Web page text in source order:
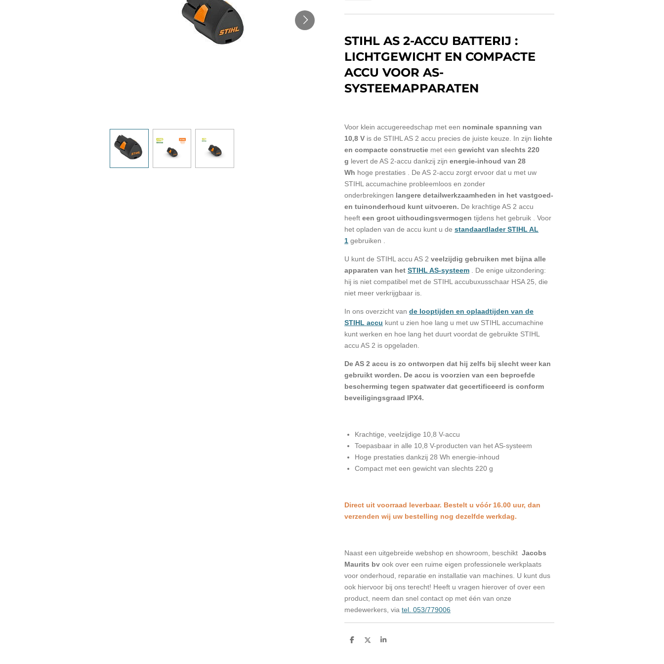
STIHL AS 2-ACCU BATTERIJ :
LICHTGEWICHT EN COMPACTE
ACCU VOOR AS-
SYSTEEMAPPARATEN
Voor klein accugereedschap met een nominale spanning van
10,8 V is de STIHL AS 2 accu precies de juiste keuze. In zijn lichte
en compacte constructie met een gewicht van slechts 220
g levert de AS 2-accu dankzij zijn energie-inhoud van 28
Wh hoge prestaties . De AS 2-accu zorgt ervoor dat u met uw
STIHL accumachine probleemloos en zonder
onderbrekingen langere detailwerkzaamheden in het vastgoed-
en tuinonderhoud kunt uitvoeren. De krachtige AS 2 accu
heeft een groot uithoudingsvermogen tijdens het gebruik . Voor
het opladen van de accu kunt u de standaardlader STIHL AL
1 gebruiken .
U kunt de STIHL accu AS 2 veelzijdig gebruiken met bijna alle
apparaten van het STIHL AS-systeem . De enige uitzondering:
hij is niet compatibel met de STIHL accubuxusschaar HSA 25, die
niet meer verkrijgbaar is.
In ons overzicht van de looptijden en oplaadtijden van de
STIHL accu kunt u zien hoe lang u met uw STIHL accumachine
kunt werken en hoe lang het duurt voordat de gebruikte STIHL
accu AS 2 is opgeladen.
De AS 2 accu is zo ontworpen dat hij zelfs bij slecht weer kan
gebruikt worden. De accu is voorzien van een beproefde
bescherming tegen spatwater dat gecertificeerd is conform
beveiligingsgraad IPX4.
Krachtige, veelzijdige 10,8 V-accu
Toepasbaar in alle 10,8 V-producten van het AS-systeem
Hoge prestaties dankzij 28 Wh energie-inhoud
Compact met een gewicht van slechts 220 g
Direct uit voorraad leverbaar. Bestelt u vóór 16.00 uur, dan
verzenden wij uw bestelling nog dezelfde werkdag.
Naast een uitgebreide webshop en showroom, beschikt Jacobs
Maurits bv ook over een ruime eigen professionele werkplaats
voor onderhoud, reparatie en installatie van machines. U kunt dus
ook hiervoor bij ons terecht! Heeft u vragen hierover of over een
product, neem dan snel contact op met één van onze
medewerkers, via tel. 053/779006
D
D
S